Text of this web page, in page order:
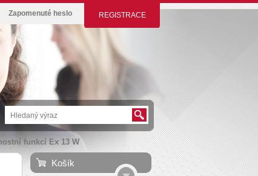
REGISTRACE
Zapomenuté heslo
funkcí Ex 13 W
Košík